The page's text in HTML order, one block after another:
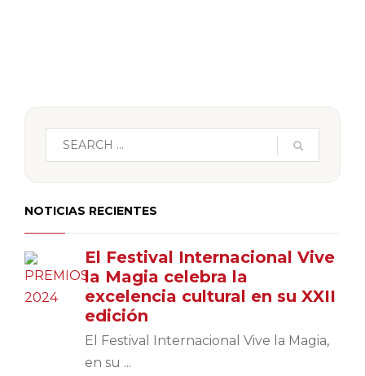
NOTICIAS RECIENTES
El Festival Internacional Vive
la Magia celebra la
excelencia cultural en su XXII
edición
El Festival Internacional Vive la Magia,
en su ...